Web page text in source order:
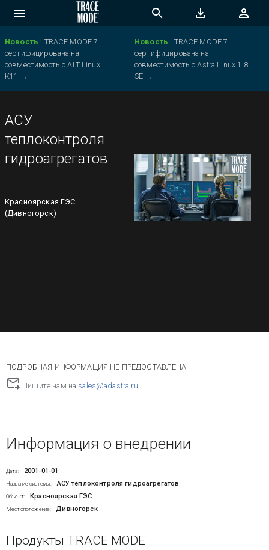
Новость : TRACE MODE 7
сертифицирована на
совместимость с ALT Linux
K11 →
Новость : TRACE MODE 7
сертифицирована на
совместимость с Astra Linux 1.8
SE →
АСУ
теплоконтроля
гидроагрегатов
Красноярская ГЭС
(Дивногорск)
ПОДРОБНАЯ ИНФОРМАЦИЯ НЕ ПРЕДОСТАВЛЕНА
Пишите нам на sales@adastra.ru
Информация о внедрении
Дата: 2001-01-01
Название системы: АСУ теплоконтроля гидроагрегатов
Объект: Красноярская ГЭС
Местоположение: Дивногорск
Продукты TRACE MODE